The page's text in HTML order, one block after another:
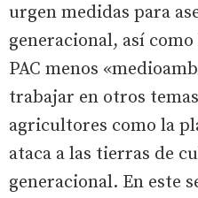
urgen medidas para
generacional, así
PAC menos
trabajar en otros
agricultores como la
ataca a las tierras de
generacional. En este